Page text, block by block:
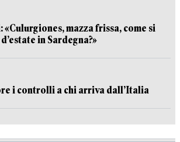
mazza frissa, come si
in Sardegna?»
i controlli a chi arriva dall’Italia